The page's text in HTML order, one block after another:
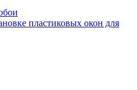
пластиковых окон для